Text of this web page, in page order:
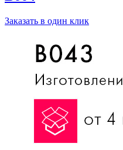
Заказать в один клик